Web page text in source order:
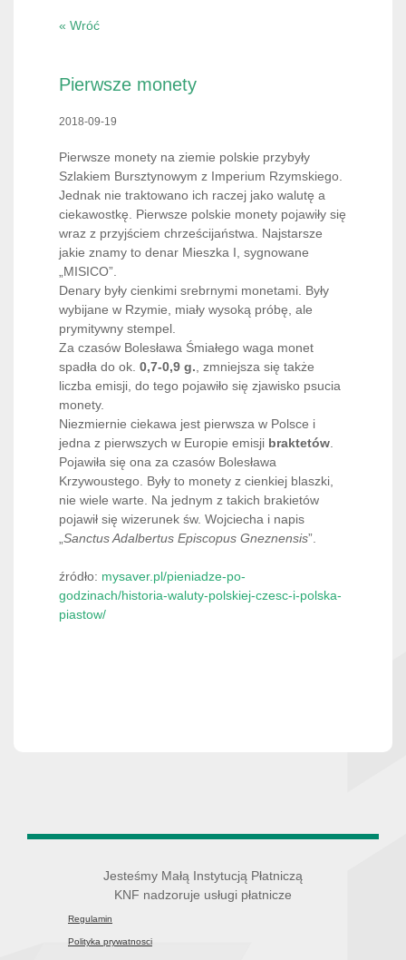
« Wróć
Pierwsze monety
2018-09-19
Pierwsze monety na ziemie polskie przybyły
Szlakiem Bursztynowym z Imperium Rzymskiego.
Jednak nie traktowano ich raczej jako walutę a
ciekawostkę. Pierwsze polskie monety pojawiły się
wraz z przyjściem chrześcijaństwa. Najstarsze
jakie znamy to denar Mieszka I, sygnowane
„MISICO”.
Denary były cienkimi srebrnymi monetami. Były
wybijane w Rzymie, miały wysoką próbę, ale
prymitywny stempel.
Za czasów Bolesława Śmiałego waga monet
spadła do ok. 0,7-0,9 g. , zmniejsza się także
liczba emisji, do tego pojawiło się zjawisko psucia
monety.
Niezmiernie ciekawa jest pierwsza w Polsce i
jedna z pierwszych w Europie emisji braktetów
Pojawiła się ona za czasów Bolesława
Krzywoustego. Były to monety z cienkiej blaszki,
nie wiele warte. Na jednym z takich brakietów
pojawił się wizerunek św. Wojciecha i napis
Sanctus Adalbertus Episcopus Gneznensis”.
źródło: mysaver.pl/pieniadze-po-
godzinach/historia-waluty-polskiej-czesc-i-polska-
piastow/
Jesteśmy Małą Instytucją Płatniczą
KNF nadzoruje usługi płatnicze
Regulamin
Polityka prywatnosci